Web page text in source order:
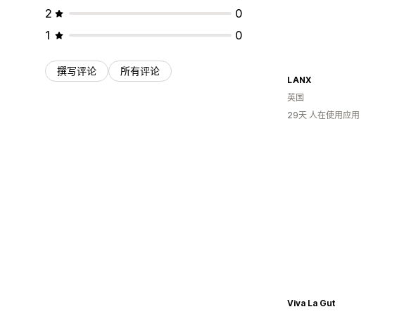
2
0
1
0
撰写评论 所有评论
LANX
英国
29天 人在使用应用
Viva La Gut